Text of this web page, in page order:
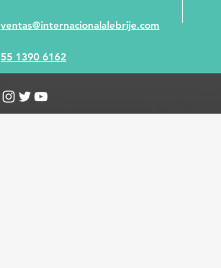
ventas@internacionalalebrije.com
55 1390 6162